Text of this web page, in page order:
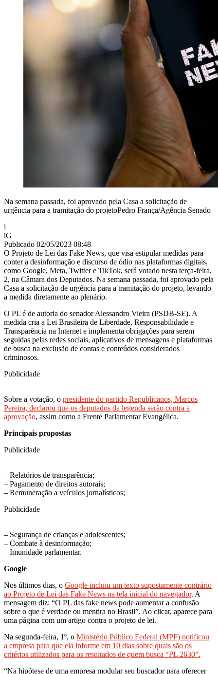
Na semana passada, foi aprovado pela Casa a solicitação de
urgência para a tramitação do projetoPedro França/Agência Senado
i
iG
Publicado 02/05/2023 08:48
O Projeto de Lei das Fake News, que visa estipular medidas para
conter a desinformação e discurso de ódio nas plataformas digitais,
como Google, Meta, Twitter e TikTok, será votado nesta terça-feira,
2, na Câmara dos Deputados. Na semana passada, foi aprovado pela
Casa a solicitação de urgência para a tramitação do projeto, levando
a medida diretamente ao plenário.
O PL é de autoria do senador Alessandro Vieira (PSDB-SE). A
medida cria a Lei Brasileira de Liberdade, Responsabilidade e
Transparência na Internet e implementa obrigações para serem
seguidas pelas redes sociais, aplicativos de mensagens e plataformas
de busca na exclusão de contas e conteúdos considerados
criminosos.
Publicidade
Sobre a votação, o presidente do partido Republicanos, Marcos
Pereira, declarou que os deputados da legenda serão contra a
aprovação, assim como a Frente Parlamentar Evangélica.
Principais propostas
Publicidade
– Relatórios de transparência;
– Pagamento de direitos autorais;
– Remuneração a veículos jornalísticos;
Publicidade
– Segurança de crianças e adolescentes;
– Combate à desinformação;
– Imunidade parlamentar.
Google
Nos últimos dias, o Google incluiu um texto supostamente contrário
ao Projeto de Lei das Fake News na tela inicial do navegador. A
mensagem diz: “O PL das fake news pode aumentar a confusão
sobre o que é verdade ou mentira no Brasil”. Ao clicar, aparece para
uma página com um artigo contra o projeto de lei.
Na segunda-feira, 1º, o Ministério Público Federal (MPF) notificou
a empresa para que ela informe em 10 dias sobre quais são os
critérios utilizados para os resultados de quem busca “PL 2630”.
“Na hipótese de uma empresa modular seu buscador para oferecer